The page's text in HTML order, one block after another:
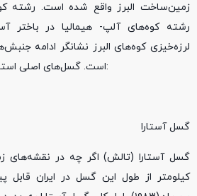
زمین‌ساخت البرز واقع شده است. رشته
رشته کوه‏‌های آلپ- هیمالیا در باختر
لرزه‏‌خیزی کوه‏‌های البرز نشانگر ادامه
است. گسل‌های اصلی استان گیلان به این شرح است:
گسل آستارا
کیلومتر از طول این گسل در ایران قابل